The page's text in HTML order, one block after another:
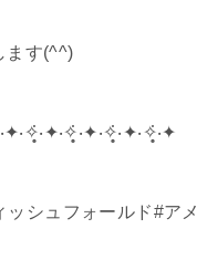
ます(^^)
ッシュフォールド#ア